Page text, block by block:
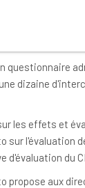
questionnaire
dizaine
les effets et
sur l'évaluation
d'évaluation du
propose aux